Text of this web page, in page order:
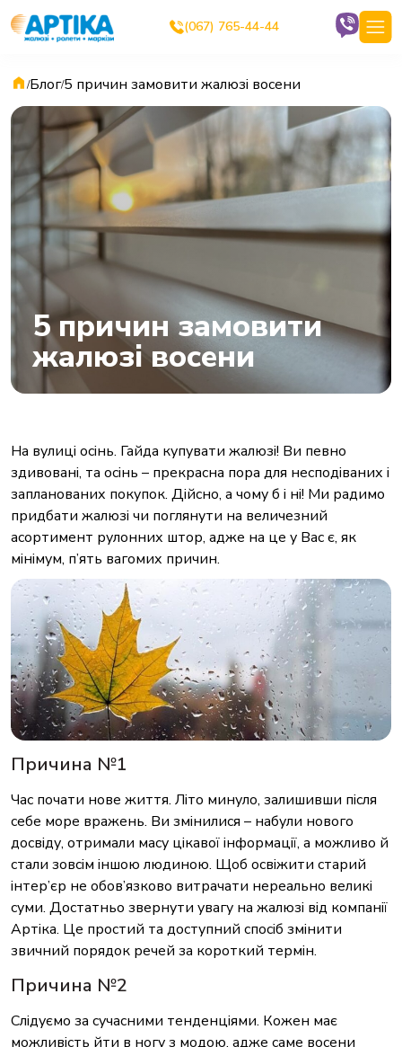
(067) 765-44-44
/Блог/5 причин замовити жалюзі восени
5 причин замовити
жалюзі восени
На вулиці осінь. Гайда купувати жалюзі! Ви певно
здивовані, та осінь – прекрасна пора для несподіваних і
запланованих покупок. Дійсно, а чому б і ні! Ми радимо
придбати жалюзі чи поглянути на величезний
асортимент рулонних штор, адже на це у Вас є, як
мінімум, п’ять вагомих причин.
Причина №1
Час почати нове життя. Літо минуло, залишивши після
себе море вражень. Ви змінилися – набули нового
досвіду, отримали масу цікавої інформації, а можливо й
стали зовсім іншою людиною. Щоб освіжити старий
інтер’єр не обов’язково витрачати нереально великі
суми. Достатньо звернути увагу на жалюзі від компанії
Артіка. Це простий та доступний спосіб змінити
звичний порядок речей за короткий термін.
Причина №2
Слідуємо за сучасними тенденціями. Кожен має
можливість йти в ногу з модою, адже саме восени